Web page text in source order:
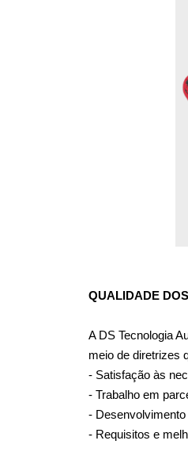
QUALIDADE
A DS Tecnologia
meio de diretrizes
- Satisfação às
- Trabalho em
-
- Requisitos e